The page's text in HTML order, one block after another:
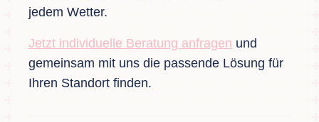
jedem Wetter.
Jetzt individuelle Beratung anfragen und
gemeinsam mit uns die passende Lösung für
Ihren Standort finden.